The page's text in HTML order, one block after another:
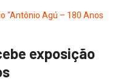
exposição